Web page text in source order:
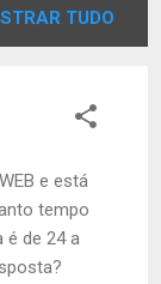
TUDO
e está
tempo
é de 24 a